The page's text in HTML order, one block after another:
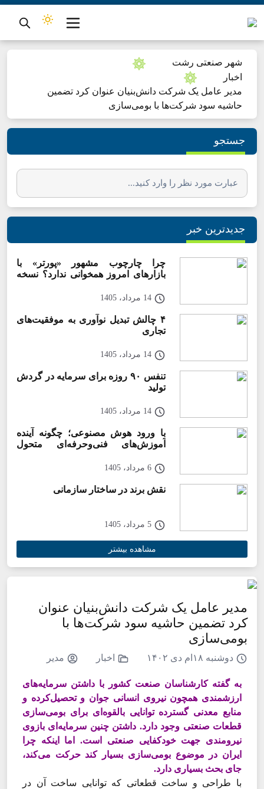
شهر صنعتی رشت
اخبار
مدیر عامل یک شرکت دانش‌بنیان عنوان کرد تضمین
حاشیه سود شرکت‌ها با بومی‌سازی
جستجو
جدیدترین خبر
چرا چارچوب مشهور «پورتر» با
بازارهای امروز همخوانی ندارد؟ نسخه
14 مرداد، 1405
۴ چالش تبدیل نوآوری به موفقیت‌های
تجاری
14 مرداد، 1405
تنفس ۹۰ روزه برای سرمایه در گردش
تولید
14 مرداد، 1405
با ورود هوش مصنوعی؛ چگونه آینده
آموزش‌های فنی‌وحرفه‌ای متحول
6 مرداد، 1405
نقش برند در ساختار سازمانی
5 مرداد، 1405
مشاهده بیشتر
مدیر عامل یک شرکت دانش‌بنیان عنوان
کرد تضمین حاشیه سود شرکت‌ها با
بومی‌سازی
دوشنبه ۱۸ام دی ۱۴۰۲ اخبار مدیر
به گفته کارشناسان صنعت کشور با داشتن سرمایه‌های
ارزشمندی همچون نیروی انسانی جوان و تحصیل‌کرده و
منابع معدنی گسترده توانایی بالقوه‌ای برای بومی‌سازی
قطعات صنعتی وجود دارد. داشتن چنین سرمایه‌ای بازوی
نیرومندی جهت خودکفایی صنعتی است. اما اینکه چرا
ایران در موضوع بومی‌سازی بسیار کند حرکت می‌کند،
جای بحث بسیاری دارد.
با طراحی و ساخت قطعاتی که توانایی ساخت آن در